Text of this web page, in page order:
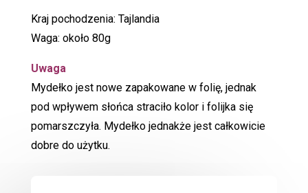
Kraj pochodzenia: Tajlandia
Waga: około 80g
Uwaga
Mydełko jest nowe zapakowane w folię, jednak
pod wpływem słońca straciło kolor i folijka się
pomarszczyła. Mydełko jednakże jest całkowicie
dobre do użytku.